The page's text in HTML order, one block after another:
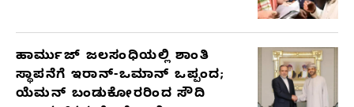
ಹಾರ್ಮುಜ್ ಜಲಸಂಧಿಯಲ್ಲಿ ಶಾಂತಿ
ಸ್ಥಾಪನೆಗೆ ಇರಾನ್-ಒಮಾನ್ ಒಪ್ಪಂದ;
ಯೆಮನ್ ಬಂಡುಕೋರರಿಂದ ಸೌದಿ